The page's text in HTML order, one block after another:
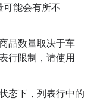
能会有所不
品数量取决于车
行限制，请使用
态下，列表行中的